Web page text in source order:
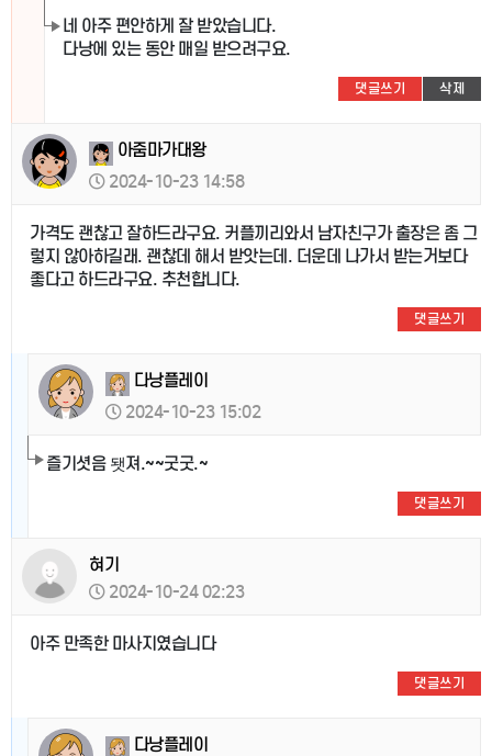
네 아주 편안하게 잘 받았습니다.
다낭에 있는 동안 매일 받으려구요.
댓글쓰기 삭제
아줌마가대왕
2024-10-23 14:58
가격도 괜찮고 잘하드라구요. 커플끼리와서 남자친구가 출장은 좀 그
렇지 않아하길래. 괜찮데 해서 받앗는데. 더운데 나가서 받는거보다
좋다고 하드라구요. 추천합니다.
댓글쓰기
다낭플레이
2024-10-23 15:02
즐기셧음 됏져.~~굿굿.~
댓글쓰기
혀기
2024-10-24 02:23
아주 만족한 마사지였습니다
댓글쓰기
다낭플레이